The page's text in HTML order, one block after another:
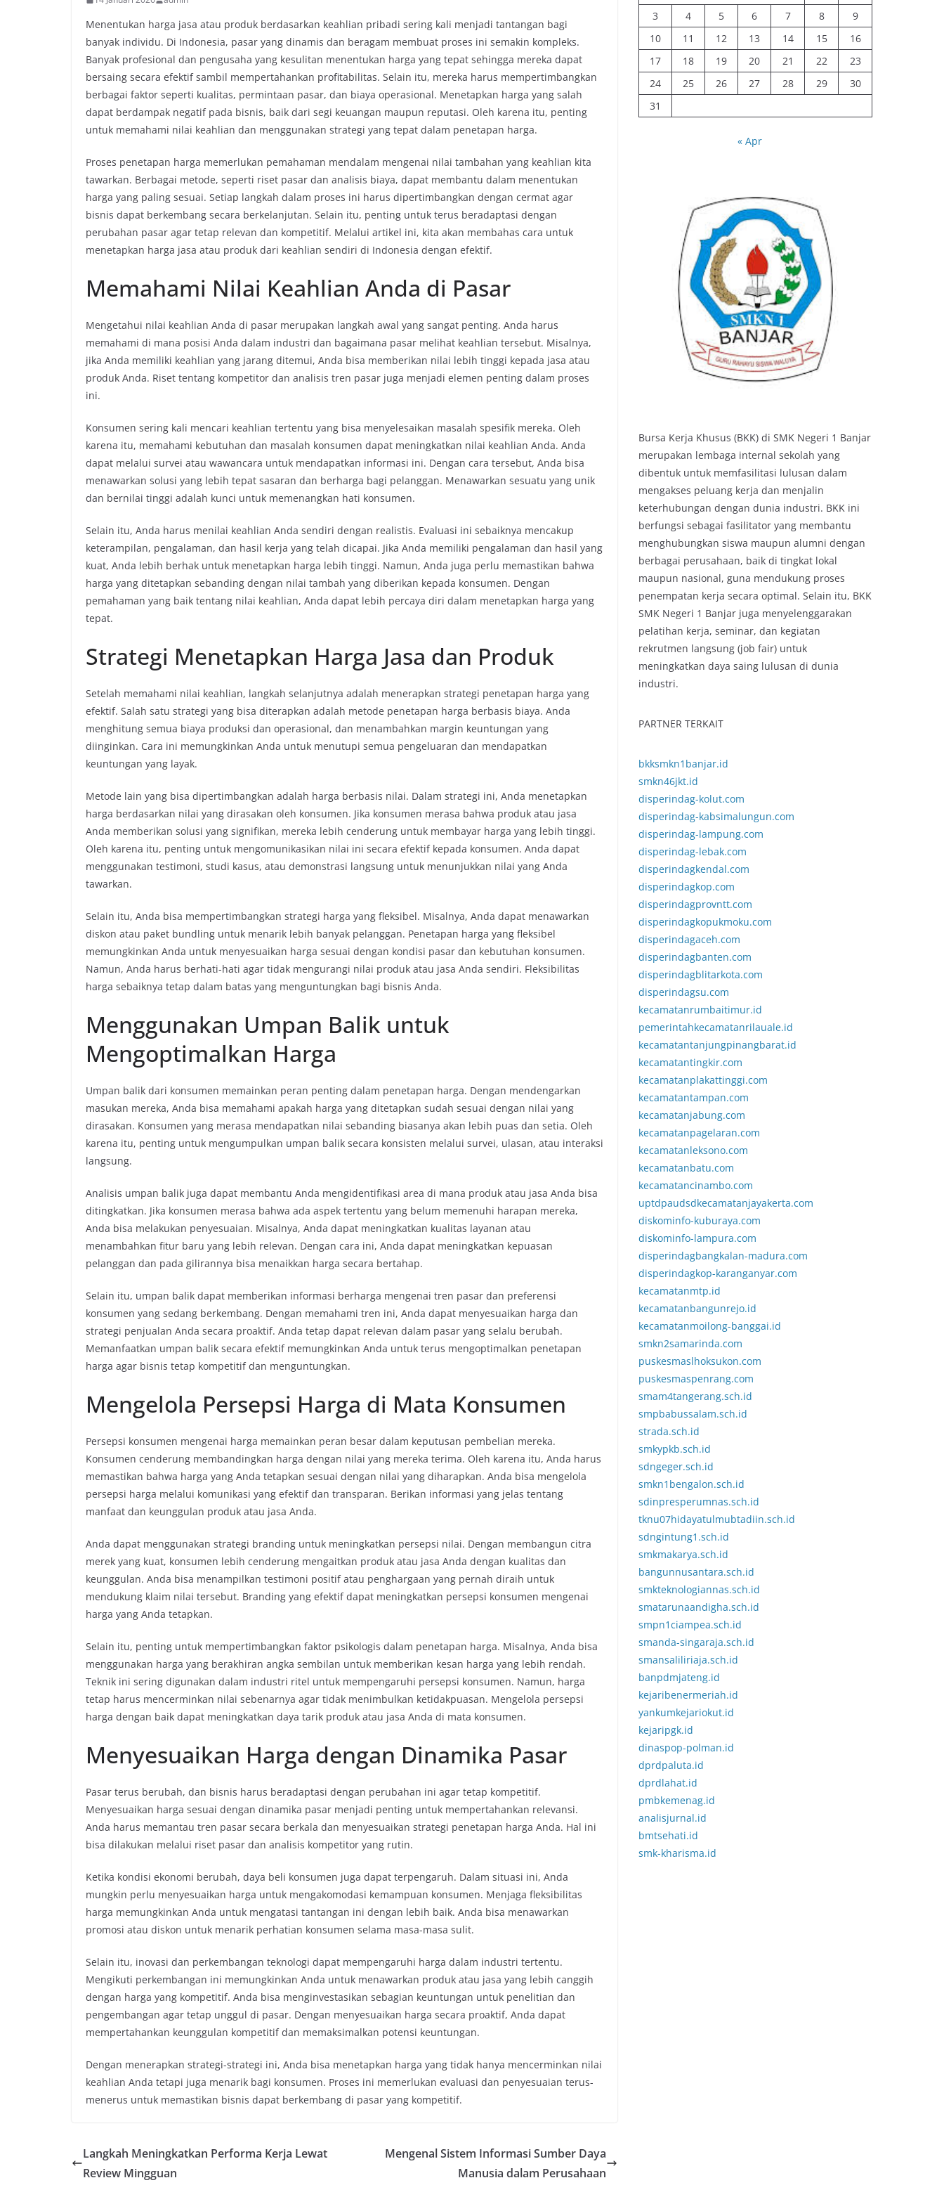
Menentukan harga jasa atau produk berdasarkan keahlian pribadi sering kali menjadi tantangan bagi
banyak individu. Di Indonesia, pasar yang dinamis dan beragam membuat proses ini semakin kompleks.
Banyak profesional dan pengusaha yang kesulitan menentukan harga yang tepat sehingga mereka dapat
bersaing secara efektif sambil mempertahankan profitabilitas. Selain itu, mereka harus mempertimbangkan
berbagai faktor seperti kualitas, permintaan pasar, dan biaya operasional. Menetapkan harga yang salah
dapat berdampak negatif pada bisnis, baik dari segi keuangan maupun reputasi. Oleh karena itu, penting
untuk memahami nilai keahlian dan menggunakan strategi yang tepat dalam penetapan harga.
Proses penetapan harga memerlukan pemahaman mendalam mengenai nilai tambahan yang keahlian kita
tawarkan. Berbagai metode, seperti riset pasar dan analisis biaya, dapat membantu dalam menentukan
harga yang paling sesuai. Setiap langkah dalam proses ini harus dipertimbangkan dengan cermat agar
bisnis dapat berkembang secara berkelanjutan. Selain itu, penting untuk terus beradaptasi dengan
perubahan pasar agar tetap relevan dan kompetitif. Melalui artikel ini, kita akan membahas cara untuk
menetapkan harga jasa atau produk dari keahlian sendiri di Indonesia dengan efektif.
Memahami Nilai Keahlian Anda di Pasar
Mengetahui nilai keahlian Anda di pasar merupakan langkah awal yang sangat penting. Anda harus
memahami di mana posisi Anda dalam industri dan bagaimana pasar melihat keahlian tersebut. Misalnya,
jika Anda memiliki keahlian yang jarang ditemui, Anda bisa memberikan nilai lebih tinggi kepada jasa atau
produk Anda. Riset tentang kompetitor dan analisis tren pasar juga menjadi elemen penting dalam proses
ini.
Konsumen sering kali mencari keahlian tertentu yang bisa menyelesaikan masalah spesifik mereka. Oleh
karena itu, memahami kebutuhan dan masalah konsumen dapat meningkatkan nilai keahlian Anda. Anda
dapat melalui survei atau wawancara untuk mendapatkan informasi ini. Dengan cara tersebut, Anda bisa
menawarkan solusi yang lebih tepat sasaran dan berharga bagi pelanggan. Menawarkan sesuatu yang unik
dan bernilai tinggi adalah kunci untuk memenangkan hati konsumen.
Selain itu, Anda harus menilai keahlian Anda sendiri dengan realistis. Evaluasi ini sebaiknya mencakup
keterampilan, pengalaman, dan hasil kerja yang telah dicapai. Jika Anda memiliki pengalaman dan hasil yang
kuat, Anda lebih berhak untuk menetapkan harga lebih tinggi. Namun, Anda juga perlu memastikan bahwa
harga yang ditetapkan sebanding dengan nilai tambah yang diberikan kepada konsumen. Dengan
pemahaman yang baik tentang nilai keahlian, Anda dapat lebih percaya diri dalam menetapkan harga yang
tepat.
Strategi Menetapkan Harga Jasa dan Produk
Setelah memahami nilai keahlian, langkah selanjutnya adalah menerapkan strategi penetapan harga yang
efektif. Salah satu strategi yang bisa diterapkan adalah metode penetapan harga berbasis biaya. Anda
menghitung semua biaya produksi dan operasional, dan menambahkan margin keuntungan yang
diinginkan. Cara ini memungkinkan Anda untuk menutupi semua pengeluaran dan mendapatkan
keuntungan yang layak.
Metode lain yang bisa dipertimbangkan adalah harga berbasis nilai. Dalam strategi ini, Anda menetapkan
harga berdasarkan nilai yang dirasakan oleh konsumen. Jika konsumen merasa bahwa produk atau jasa
Anda memberikan solusi yang signifikan, mereka lebih cenderung untuk membayar harga yang lebih tinggi.
Oleh karena itu, penting untuk mengomunikasikan nilai ini secara efektif kepada konsumen. Anda dapat
menggunakan testimoni, studi kasus, atau demonstrasi langsung untuk menunjukkan nilai yang Anda
tawarkan.
Selain itu, Anda bisa mempertimbangkan strategi harga yang fleksibel. Misalnya, Anda dapat menawarkan
diskon atau paket bundling untuk menarik lebih banyak pelanggan. Penetapan harga yang fleksibel
memungkinkan Anda untuk menyesuaikan harga sesuai dengan kondisi pasar dan kebutuhan konsumen.
Namun, Anda harus berhati-hati agar tidak mengurangi nilai produk atau jasa Anda sendiri. Fleksibilitas
harga sebaiknya tetap dalam batas yang menguntungkan bagi bisnis Anda.
Menggunakan Umpan Balik untuk
Mengoptimalkan Harga
Umpan balik dari konsumen memainkan peran penting dalam penetapan harga. Dengan mendengarkan
masukan mereka, Anda bisa memahami apakah harga yang ditetapkan sudah sesuai dengan nilai yang
dirasakan. Konsumen yang merasa mendapatkan nilai sebanding biasanya akan lebih puas dan setia. Oleh
karena itu, penting untuk mengumpulkan umpan balik secara konsisten melalui survei, ulasan, atau interaksi
langsung.
Analisis umpan balik juga dapat membantu Anda mengidentifikasi area di mana produk atau jasa Anda bisa
ditingkatkan. Jika konsumen merasa bahwa ada aspek tertentu yang belum memenuhi harapan mereka,
Anda bisa melakukan penyesuaian. Misalnya, Anda dapat meningkatkan kualitas layanan atau
menambahkan fitur baru yang lebih relevan. Dengan cara ini, Anda dapat meningkatkan kepuasan
pelanggan dan pada gilirannya bisa menaikkan harga secara bertahap.
Selain itu, umpan balik dapat memberikan informasi berharga mengenai tren pasar dan preferensi
konsumen yang sedang berkembang. Dengan memahami tren ini, Anda dapat menyesuaikan harga dan
strategi penjualan Anda secara proaktif. Anda tetap dapat relevan dalam pasar yang selalu berubah.
Memanfaatkan umpan balik secara efektif memungkinkan Anda untuk terus mengoptimalkan penetapan
harga agar bisnis tetap kompetitif dan menguntungkan.
Mengelola Persepsi Harga di Mata Konsumen
Persepsi konsumen mengenai harga memainkan peran besar dalam keputusan pembelian mereka.
Konsumen cenderung membandingkan harga dengan nilai yang mereka terima. Oleh karena itu, Anda harus
memastikan bahwa harga yang Anda tetapkan sesuai dengan nilai yang diharapkan. Anda bisa mengelola
persepsi harga melalui komunikasi yang efektif dan transparan. Berikan informasi yang jelas tentang
manfaat dan keunggulan produk atau jasa Anda.
Anda dapat menggunakan strategi branding untuk meningkatkan persepsi nilai. Dengan membangun citra
merek yang kuat, konsumen lebih cenderung mengaitkan produk atau jasa Anda dengan kualitas dan
keunggulan. Anda bisa menampilkan testimoni positif atau penghargaan yang pernah diraih untuk
mendukung klaim nilai tersebut. Branding yang efektif dapat meningkatkan persepsi konsumen mengenai
harga yang Anda tetapkan.
Selain itu, penting untuk mempertimbangkan faktor psikologis dalam penetapan harga. Misalnya, Anda bisa
menggunakan harga yang berakhiran angka sembilan untuk memberikan kesan harga yang lebih rendah.
Teknik ini sering digunakan dalam industri ritel untuk mempengaruhi persepsi konsumen. Namun, harga
tetap harus mencerminkan nilai sebenarnya agar tidak menimbulkan ketidakpuasan. Mengelola persepsi
harga dengan baik dapat meningkatkan daya tarik produk atau jasa Anda di mata konsumen.
Menyesuaikan Harga dengan Dinamika Pasar
Pasar terus berubah, dan bisnis harus beradaptasi dengan perubahan ini agar tetap kompetitif.
Menyesuaikan harga sesuai dengan dinamika pasar menjadi penting untuk mempertahankan relevansi.
Anda harus memantau tren pasar secara berkala dan menyesuaikan strategi penetapan harga Anda. Hal ini
bisa dilakukan melalui riset pasar dan analisis kompetitor yang rutin.
Ketika kondisi ekonomi berubah, daya beli konsumen juga dapat terpengaruh. Dalam situasi ini, Anda
mungkin perlu menyesuaikan harga untuk mengakomodasi kemampuan konsumen. Menjaga fleksibilitas
harga memungkinkan Anda untuk mengatasi tantangan ini dengan lebih baik. Anda bisa menawarkan
promosi atau diskon untuk menarik perhatian konsumen selama masa-masa sulit.
Selain itu, inovasi dan perkembangan teknologi dapat mempengaruhi harga dalam industri tertentu.
Mengikuti perkembangan ini memungkinkan Anda untuk menawarkan produk atau jasa yang lebih canggih
dengan harga yang kompetitif. Anda bisa menginvestasikan sebagian keuntungan untuk penelitian dan
pengembangan agar tetap unggul di pasar. Dengan menyesuaikan harga secara proaktif, Anda dapat
mempertahankan keunggulan kompetitif dan memaksimalkan potensi keuntungan.
Dengan menerapkan strategi-strategi ini, Anda bisa menetapkan harga yang tidak hanya mencerminkan nilai
keahlian Anda tetapi juga menarik bagi konsumen. Proses ini memerlukan evaluasi dan penyesuaian terus-
menerus untuk memastikan bisnis dapat berkembang di pasar yang kompetitif.
Langkah Meningkatkan Performa Kerja Lewat
Review Mingguan
Mengenal Sistem Informasi Sumber Daya
Manusia dalam Perusahaan
3
4 5 6 7 8
9
10
11 12 13 14 15
16
17
18 19 20 21 22
23
24
25 26 27 28 29
30
31
« Apr
Bursa Kerja Khusus (BKK) di SMK Negeri 1 Banjar
merupakan lembaga internal sekolah yang
dibentuk untuk memfasilitasi lulusan dalam
mengakses peluang kerja dan menjalin
keterhubungan dengan dunia industri. BKK ini
berfungsi sebagai fasilitator yang membantu
menghubungkan siswa maupun alumni dengan
berbagai perusahaan, baik di tingkat lokal
maupun nasional, guna mendukung proses
penempatan kerja secara optimal. Selain itu, BKK
SMK Negeri 1 Banjar juga menyelenggarakan
pelatihan kerja, seminar, dan kegiatan
rekrutmen langsung (job fair) untuk
meningkatkan daya saing lulusan di dunia
industri.
PARTNER TERKAIT
bkksmkn1banjar.id
smkn46jkt.id
disperindag-kolut.com
disperindag-kabsimalungun.com
disperindag-lampung.com
disperindag-lebak.com
disperindagkendal.com
disperindagkop.com
disperindagprovntt.com
disperindagkopukmoku.com
disperindagaceh.com
disperindagbanten.com
disperindagblitarkota.com
disperindagsu.com
kecamatanrumbaitimur.id
pemerintahkecamatanrilauale.id
kecamatantanjungpinangbarat.id
kecamatantingkir.com
kecamatanplakattinggi.com
kecamatantampan.com
kecamatanjabung.com
kecamatanpagelaran.com
kecamatanleksono.com
kecamatanbatu.com
kecamatancinambo.com
uptdpaudsdkecamatanjayakerta.com
diskominfo-kuburaya.com
diskominfo-lampura.com
disperindagbangkalan-madura.com
disperindagkop-karanganyar.com
kecamatanmtp.id
kecamatanbangunrejo.id
kecamatanmoilong-banggai.id
smkn2samarinda.com
puskesmaslhoksukon.com
puskesmaspenrang.com
smam4tangerang.sch.id
smpbabussalam.sch.id
strada.sch.id
smkypkb.sch.id
sdngeger.sch.id
smkn1bengalon.sch.id
sdinpresperumnas.sch.id
tknu07hidayatulmubtadiin.sch.id
sdngintung1.sch.id
smkmakarya.sch.id
bangunnusantara.sch.id
smkteknologiannas.sch.id
smatarunaandigha.sch.id
smpn1ciampea.sch.id
smanda-singaraja.sch.id
smansaliliriaja.sch.id
banpdmjateng.id
kejaribenermeriah.id
yankumkejariokut.id
kejaripgk.id
dinaspop-polman.id
dprdpaluta.id
dprdlahat.id
pmbkemenag.id
analisjurnal.id
bmtsehati.id
smk-kharisma.id